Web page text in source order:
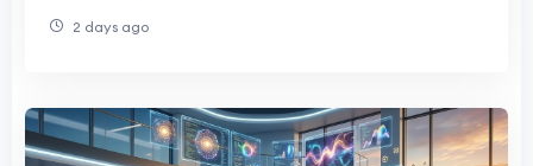
2 days ago